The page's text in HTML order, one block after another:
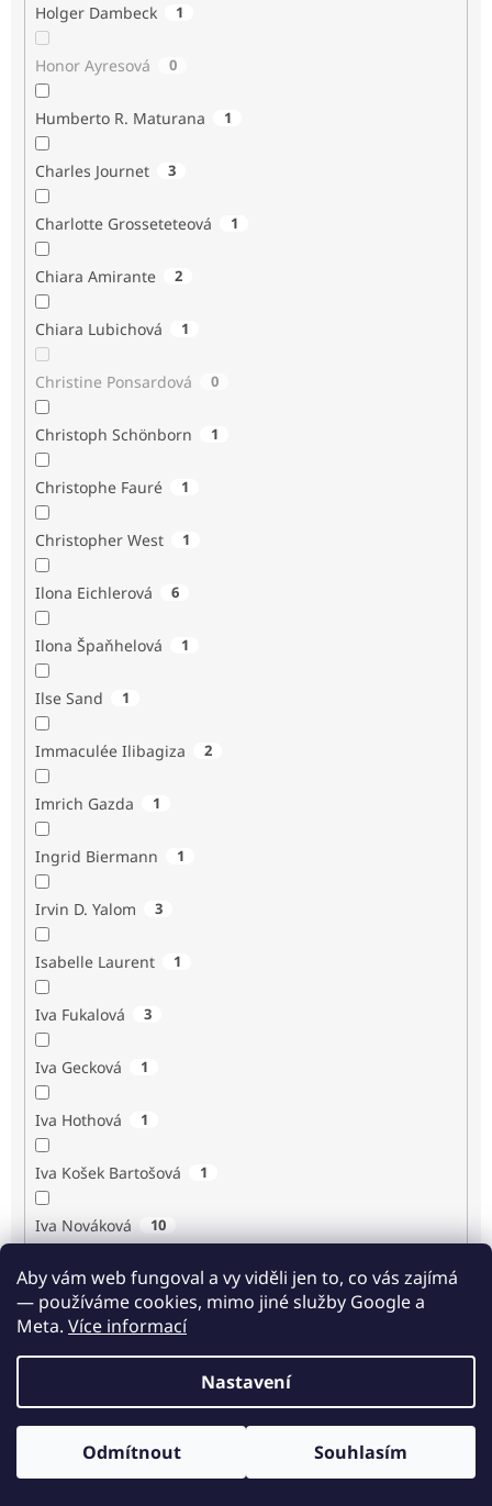
Aby vám web fungoval a vy viděli jen to, co vás zajímá
— používáme cookies, mimo jiné služby Google a
Meta. Více informací
Nastavení
Odmítnout Souhlasím
Holger Dambeck 1
Honor Ayresová 0
Humberto R. Maturana 1
Charles Journet 3
Charlotte Grosseteteová 1
Chiara Amirante 2
Chiara Lubichová 1
Christine Ponsardová 0
Christoph Schönborn 1
Christophe Fauré 1
Christopher West 1
Ilona Eichlerová 6
Ilona Špaňhelová 1
Ilse Sand 1
Immaculée Ilibagiza 2
Imrich Gazda 1
Ingrid Biermann 1
Irvin D. Yalom 3
Isabelle Laurent 1
Iva Fukalová 3
Iva Gecková 1
Iva Hothová 1
Iva Košek Bartošová 1
Iva Nováková 10
Iva Procházková 1
Ivan Renč 1
Odběr novinek